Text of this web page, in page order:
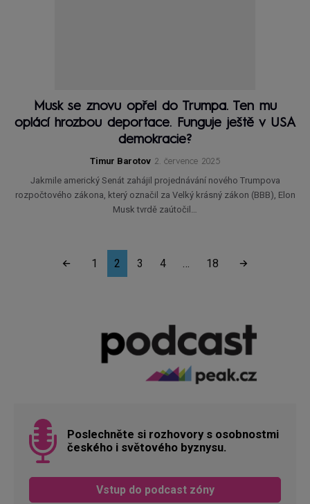
Musk se znovu opřel do Trumpa. Ten mu
oplácí hrozbou deportace. Funguje ještě v USA
demokracie?
Timur Barotov2. července 2025
Jakmile americký Senát zahájil projednávání nového Trumpova
rozpočtového zákona, který označil za Velký krásný zákon (BBB), Elon
Musk tvrdě zaútočil…
1 2 3 4 … 18
Poslechněte si rozhovory s osobnostmi
českého i světového byznysu.
Vstup do podcast zóny